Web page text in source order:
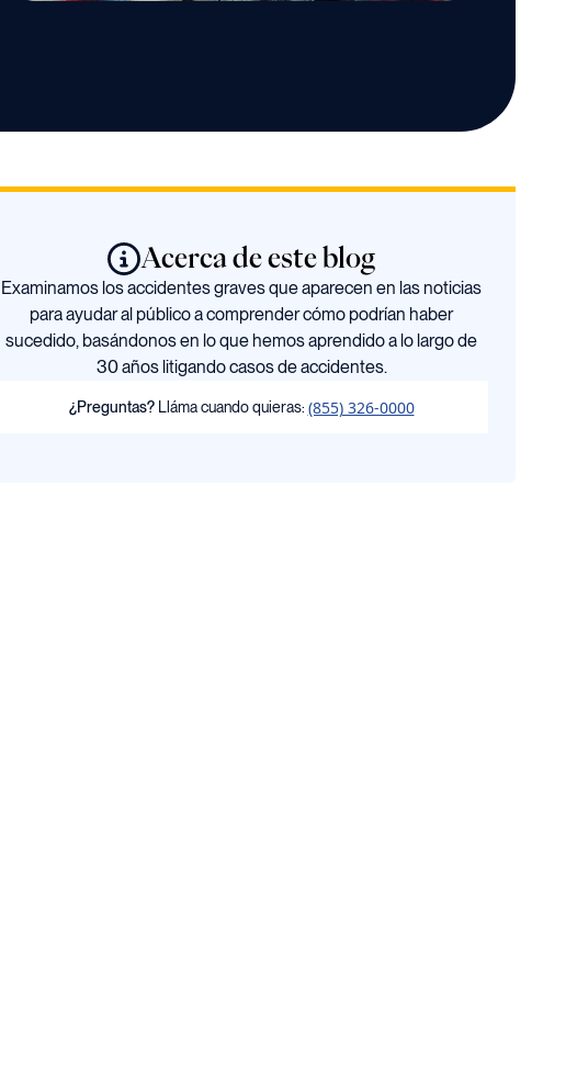
Acerca de este blog
Examinamos los accidentes graves que aparecen en las noticias
para ayudar al público a comprender cómo podrían haber
sucedido, basándonos en lo que hemos aprendido a lo largo de
30 años litigando casos de accidentes.
¿Preguntas? Lláma cuando quieras: (855) 326-0000